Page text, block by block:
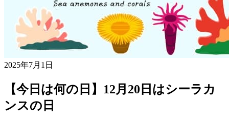
2025年7月1日
【今日は何の日】12月20日はシーラカ
ンスの日